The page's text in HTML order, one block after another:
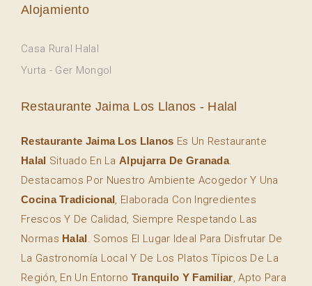
Alojamiento
Casa Rural Halal
Yurta - Ger Mongol
Restaurante Jaima Los Llanos - Halal
Restaurante Jaima Los Llanos Es Un Restaurante
Halal Situado En La Alpujarra De Granada.
Destacamos Por Nuestro Ambiente Acogedor Y Una
Cocina Tradicional , Elaborada Con Ingredientes
Frescos Y De Calidad, Siempre Respetando Las
Normas Halal
. Somos El Lugar Ideal Para Disfrutar De
La Gastronomía Local Y De Los Platos Típicos De La
Región, En Un Entorno Tranquilo Y Familiar , Apto Para